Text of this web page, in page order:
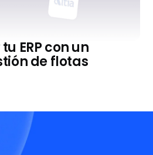
ERP con un
de flotas